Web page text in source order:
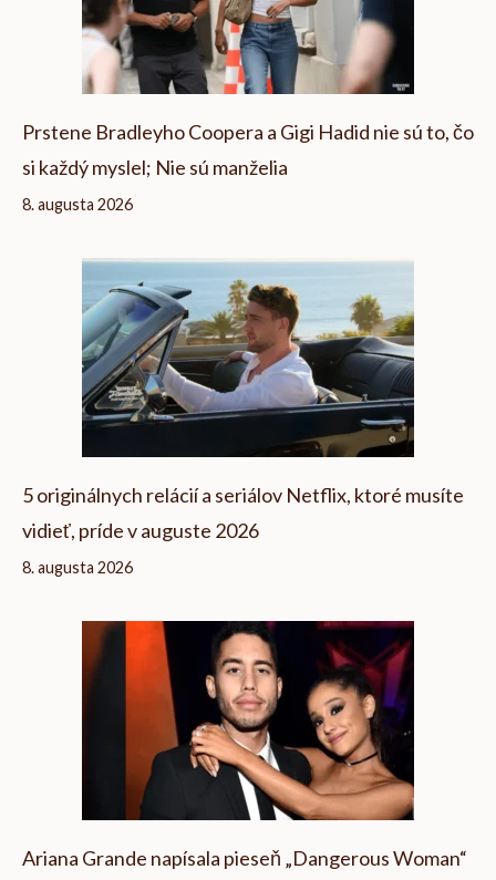
Prstene Bradleyho Coopera a Gigi Hadid nie sú to, čo
si každý myslel; Nie sú manželia
8. augusta 2026
5 originálnych relácií a seriálov Netflix, ktoré musíte
vidieť, príde v auguste 2026
8. augusta 2026
Ariana Grande napísala pieseň „Dangerous Woman“